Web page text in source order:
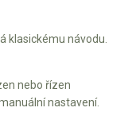
klasickému návodu.
nebo řízen
nastavení.